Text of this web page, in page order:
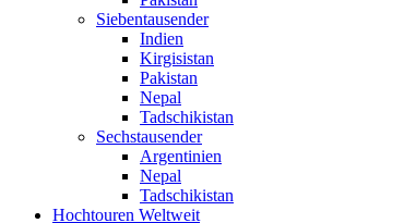
Siebentausender
Indien
Kirgisistan
Pakistan
Nepal
Tadschikistan
Sechstausender
Argentinien
Nepal
Tadschikistan
Hochtouren Weltweit